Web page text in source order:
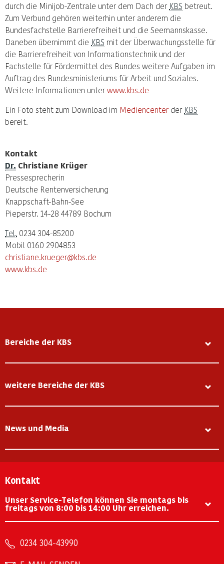
durch die Minijob-Zentrale unter dem Dach der KBS betreut.
Zum Verbund gehören weiterhin unter anderem die
Bundesfachstelle Barrierefreiheit und die Seemannskasse.
Daneben übernimmt die KBS mit der Überwachungsstelle für
die Barrierefreiheit von Informationstechnik und der
Fachstelle für Fördermittel des Bundes weitere Aufgaben im
Auftrag des Bundesministeriums für Arbeit und Soziales.
Weitere Informationen unter www.kbs.de
Ein Foto steht zum Download im Mediencenter der KBS
bereit.
Kontakt
Dr. Christiane Krüger
Pressesprecherin
Deutsche Rentenversicherung
Knappschaft-Bahn-See
Pieperstr. 14-28 44789 Bochum
Tel. 0234 304-85200
Mobil 0160 2904853
christiane.krueger@kbs.de
www.kbs.de
Bereiche der KBS
weitere Bereiche der KBS
News und Media
Kontakt
Unser Service-Telefon können Sie montags bis
freitags von 8:00 bis 14:00 Uhr erreichen.
0234 304-43990